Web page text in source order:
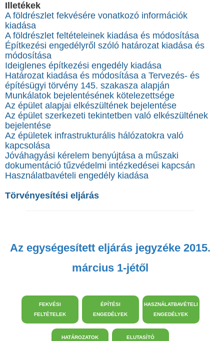
Illеtékek
A földrészlet fekvésére vonatkozó információk
kiadása
A földrészlet feltételeinek kiadása és módosítása
Építkezési engedélyről szóló határozat kiadása és
módosítása
Ideiglenes építkezési engedély kiadása
Határozat kiadása és módosítása a Tervezés- és
építésügyi törvény 145. szakasza alapján
Munkálatok bejelentésének kötelezettsége
Az épület alapjai elkészültének bejelentése
Az épület szerkezeti tekintetben való elkészültének
bejelentése
Az épületek infrastrukturális hálózatokra való
kapcsolása
Jóváhagyási kérelem benyújtása a műszaki
dokumentáció tűzvédelmi intézkedései kapcsán
Használatbavételi engedély kiadása
Törvényesítési eljárás
Az egységesített eljárás jegyzéke 2015.
március 1-jétől
FEKVÉSI
FELTÉTELEK
ÉPÍTÉSI
ENGEDÉLYEK
HASZNÁLATBAVÉTELI
ENGEDÉLYEK
HATÁROZATOK
ELUTASÍTÓ